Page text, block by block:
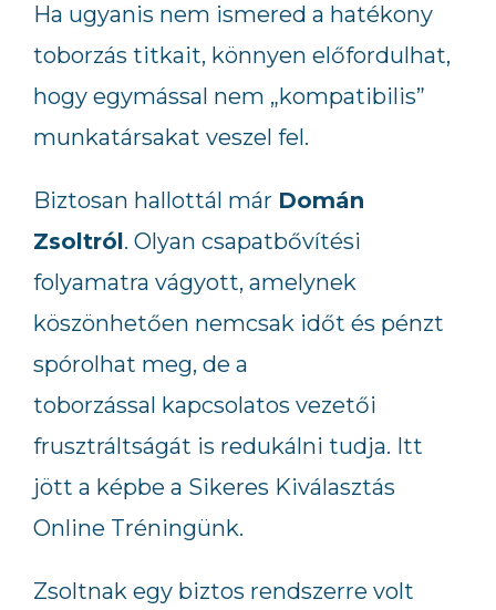
Ha ugyanis nem ismered a hatékony
toborzás titkait, könnyen előfordulhat,
hogy egymással nem „kompatibilis”
munkatársakat veszel fel.
Biztosan hallottál már Domán
Zsoltról. Olyan csapatbővítési
folyamatra vágyott, amelynek
köszönhetően nemcsak időt és pénzt
spórolhat meg, de a
toborzással kapcsolatos vezetői
frusztráltságát is redukálni tudja. Itt
jött a képbe a Sikeres Kiválasztás
Online Tréningünk.
Zsoltnak egy biztos rendszerre volt